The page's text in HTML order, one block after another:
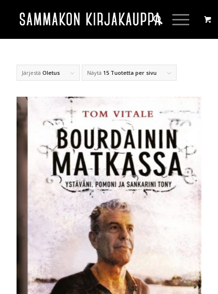
Järjestä Oletus Näytä 15 Tuotetta per sivu